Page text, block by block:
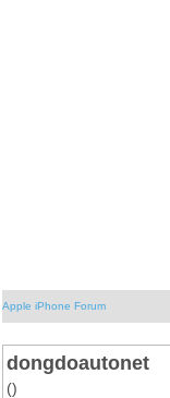
Apple iPhone Forum
dongdoautonet
()